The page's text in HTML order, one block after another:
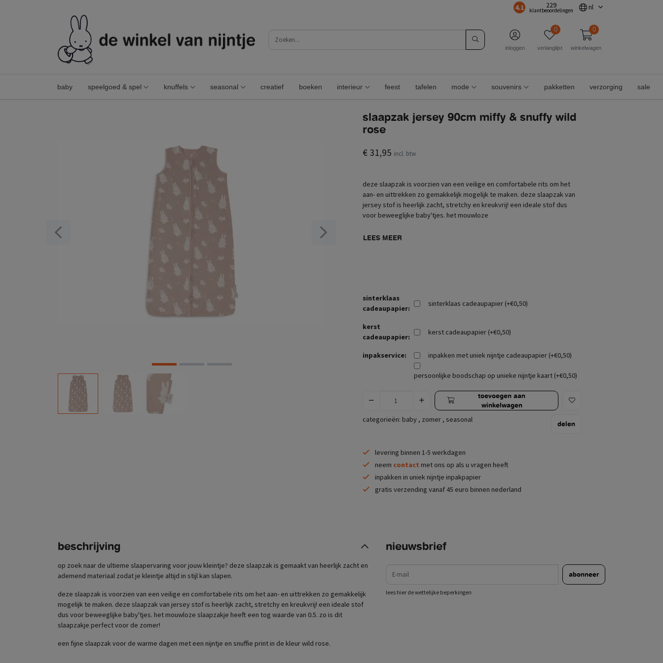
4.1 229
klantbeoordelingen nl
inloggen
0
verlanglijst
0
winkelwagen
baby speelgoed & spel knuffels seasonal creatief boeken interieur feest tafelen mode souvenirs pakketten verzorging sale
slaapzak jersey 90cm miffy & snuffy wild rose
slaapzak jersey 90cm miffy & snuffy wild
rose
€ 31,95 incl. btw
deze slaapzak is voorzien van een veilige en comfortabele rits om het
aan- en uittrekken zo gemakkelijk mogelijk te maken. deze slaapzak van
jersey stof is heerlijk zacht, stretchy en kreukvrij! een ideale stof dus
voor beweeglijke baby'tjes. het mouwloze
LEES MEER
sinterklaas
cadeaupapier:
sinterklaas cadeaupapier (+€0,50)
kerst
cadeaupapier:
kerst cadeaupapier (+€0,50)
inpakservice: inpakken met uniek nijntje cadeaupapier (+€0,50)
persoonlijke boodschap op unieke nijntje kaart (+€0,50)
toevoegen aan
winkelwagen
categorieën: baby , zomer , seasonal
delen
levering binnen 1-5 werkdagen
neem contact met ons op als u vragen heeft
inpakken in uniek nijntje inpakpapier
gratis verzending vanaf 45 euro binnen nederland
beschrijving
op zoek naar de ultieme slaapervaring voor jouw kleintje? deze slaapzak is gemaakt van heerlijk zacht en
ademend materiaal zodat je kleintje altijd in stijl kan slapen.
deze slaapzak is voorzien van een veilige en comfortabele rits om het aan- en uittrekken zo gemakkelijk
mogelijk te maken. deze slaapzak van jersey stof is heerlijk zacht, stretchy en kreukvrij! een ideale stof
dus voor beweeglijke baby'tjes. het mouwloze slaapzakje heeft een tog waarde van 0.5. zo is dit
slaapzakje perfect voor de zomer!
een fijne slaapzak voor de warme dagen met een nijntje en snuffie print in de kleur wild rose.
nieuwsbrief
e-mail
abonneer
lees hier de wettelijke beperkingen